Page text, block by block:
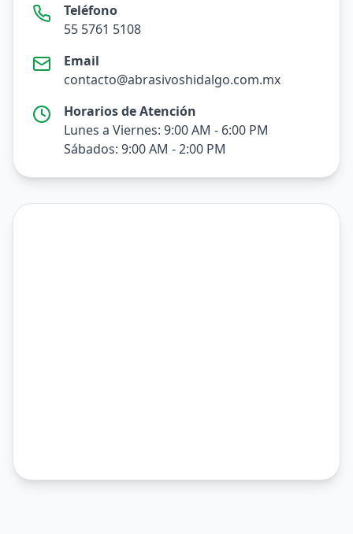
Teléfono
55 5761 5108
Email
contacto@abrasivoshidalgo.com.mx
Horarios de Atención
Lunes a Viernes: 9:00 AM - 6:00 PM
Sábados: 9:00 AM - 2:00 PM